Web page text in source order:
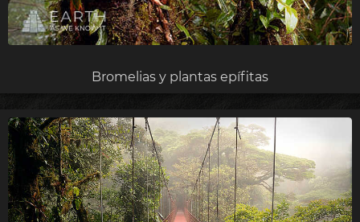
Bromelias y plantas epífitas